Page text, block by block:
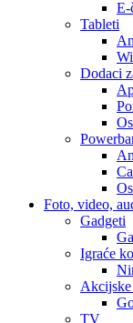
E-
Tableti
Dodaci
Foto, video,
Gadgeti
Igraće
Akcijske
TV